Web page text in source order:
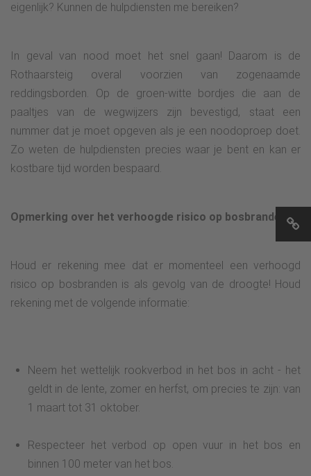
eigenlijk? Kunnen de hulpdiensten me bereiken?
In geval van nood moet het snel gaan! Daarom is de
Rothaarsteig overal voorzien van zogenaamde
reddingsborden. Op de groen-witte bordjes die aan de
paaltjes van de wegwijzers zijn bevestigd, staat een
nummer dat je moet opgeven als je een noodoproep doet.
Zo weten de hulpdiensten precies waar je bent en kan er
kostbare tijd worden bespaard.
Opmerking over het verhoogde risico op bosbranden
Houd er rekening mee dat er momenteel een verhoogd
risico op bosbranden is als gevolg van de droogte! Houd
rekening met de volgende informatie:
Neem het wettelijk rookverbod in het bos in acht - het
geldt in de lente, zomer en herfst, om precies te zijn: van
1 maart tot 31 oktober.
Respecteer het verbod op open vuur in het bos en
binnen 100 meter van het bos.